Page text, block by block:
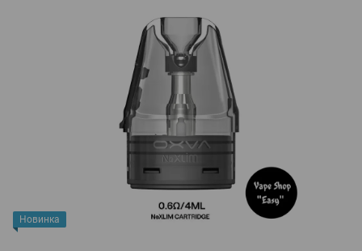
Новинка